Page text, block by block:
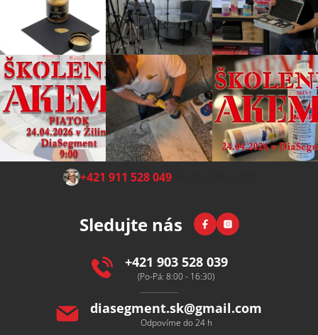
Z +421 911 528 049(Po-Pá 8:00-15:00)
Sledujte nás FacebookInstagram
+421 903 528 039
(Po-Pá: 8:00 - 16:30)
diasegment.sk@gmail.com
Odpovíme do 24 h